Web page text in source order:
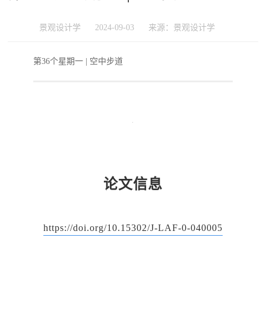
景观设计学 2024-09-03 来源：景观设计学
第36个星期一 | 空中步道
论文信息
https://doi.org/10.15302/J-LAF-0-040005